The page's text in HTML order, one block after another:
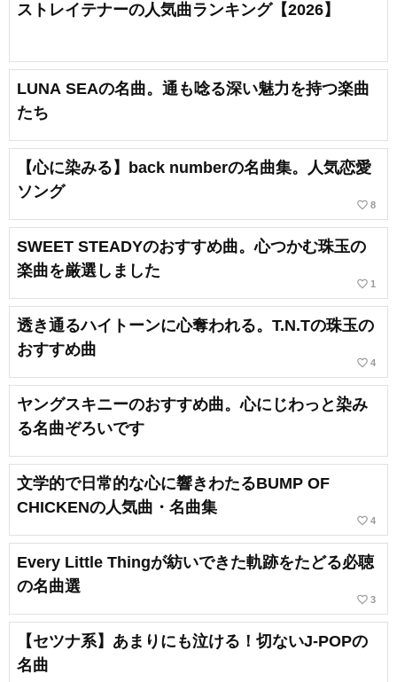
ストレイテナーの人気曲ランキング【2026】
LUNA SEAの名曲。通も唸る深い魅力を持つ楽曲
たち
【心に染みる】back numberの名曲集。人気恋愛
ソング
favorite_border 8
SWEET STEADYのおすすめ曲。心つかむ珠玉の
楽曲を厳選しました
favorite_border 1
透き通るハイトーンに心奪われる。T.N.Tの珠玉の
おすすめ曲
favorite_border 4
ヤングスキニーのおすすめ曲。心にじわっと染み
る名曲ぞろいです
文学的で日常的な心に響きわたるBUMP OF
CHICKENの人気曲・名曲集
favorite_border 4
Every Little Thingが紡いできた軌跡をたどる必聴
の名曲選
favorite_border 3
【セツナ系】あまりにも泣ける！切ないJ-POPの
名曲